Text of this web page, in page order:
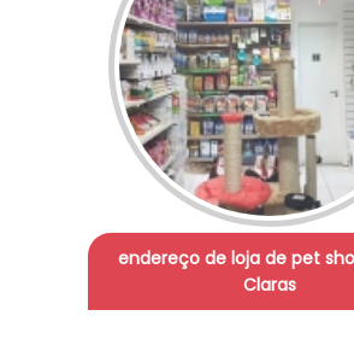
endereço de loja de pet
Claras